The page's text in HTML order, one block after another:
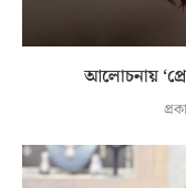
আলোচনায়